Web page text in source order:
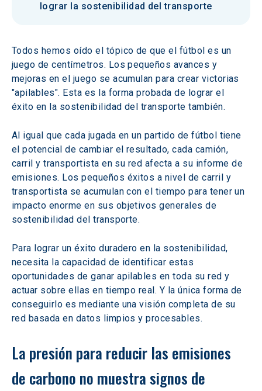
lograr la sostenibilidad del transporte
Todos hemos oído el tópico de que el fútbol es un
juego de centímetros. Los pequeños avances y
mejoras en el juego se acumulan para crear victorias
"apilables". Esta es la forma probada de lograr el
éxito en la sostenibilidad del transporte también.
Al igual que cada jugada en un partido de fútbol tiene
el potencial de cambiar el resultado, cada camión,
carril y transportista en su red afecta a su informe de
emisiones. Los pequeños éxitos a nivel de carril y
transportista se acumulan con el tiempo para tener un
impacto enorme en sus objetivos generales de
sostenibilidad del transporte.
Para lograr un éxito duradero en la sostenibilidad,
necesita la capacidad de identificar estas
oportunidades de ganar apilables en toda su red y
actuar sobre ellas en tiempo real. Y la única forma de
conseguirlo es mediante una visión completa de su
red basada en datos limpios y procesables.
La presión para reducir las emisiones
de carbono no muestra signos de